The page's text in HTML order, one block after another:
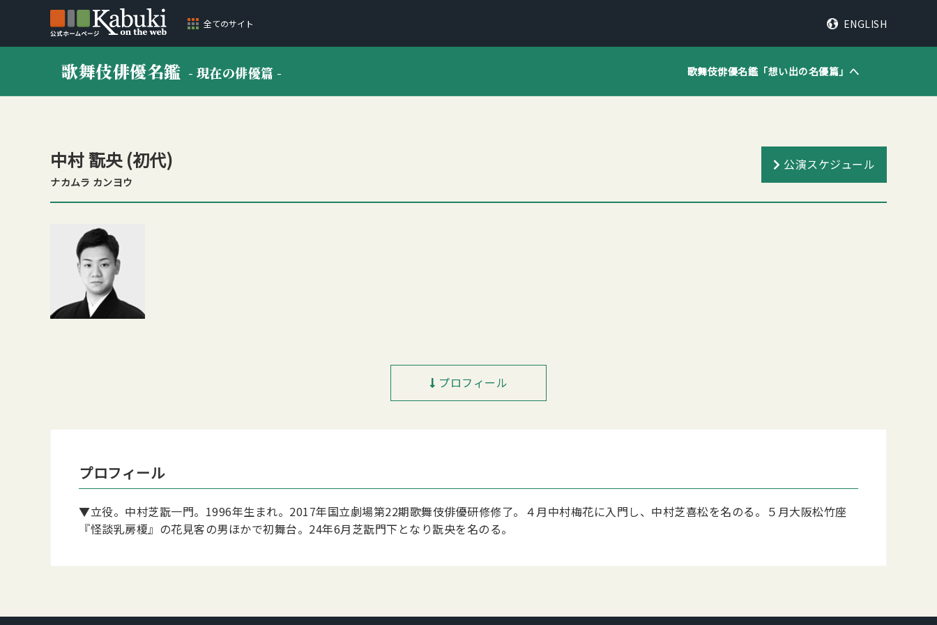
全てのサイト ENGLISH
歌舞伎俳優名鑑 - 現在の俳優篇 - 歌舞伎俳優名鑑「想い出の名優篇」へ
中村 翫央 (初代)
ナカムラ カンヨウ
公演スケジュール
プロフィール
プロフィール
▼立役。中村芝翫一門。1996年生まれ。2017年国立劇場第22期歌舞伎俳優研修修了。４月中村梅花に入門し、中村芝喜松を名のる。５月大阪松竹座
『怪談乳房榎』の花見客の男ほかで初舞台。24年6月芝翫門下となり翫央を名のる。